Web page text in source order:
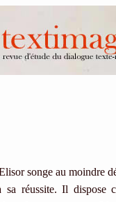
songe au moindre
réussite. Il dispose